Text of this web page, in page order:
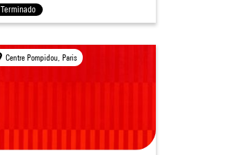
Terminado
Centre Pompidou, Paris